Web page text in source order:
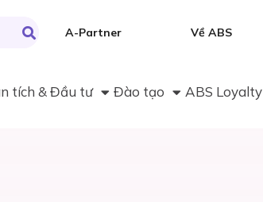
A-Partner Về ABS
tích & Đầu tư Đào tạo ABS Loyalty